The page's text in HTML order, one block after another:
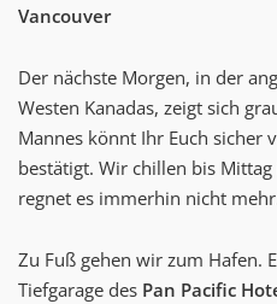
Vancouver
Der nächste Morgen, in der
Westen Kanadas, zeigt sich
Mannes könnt Ihr Euch sicher
bestätigt. Wir chillen bis
regnet es immerhin nicht
Zu Fuß gehen wir zum Hafen.
Tiefgarage des Pan Pacific